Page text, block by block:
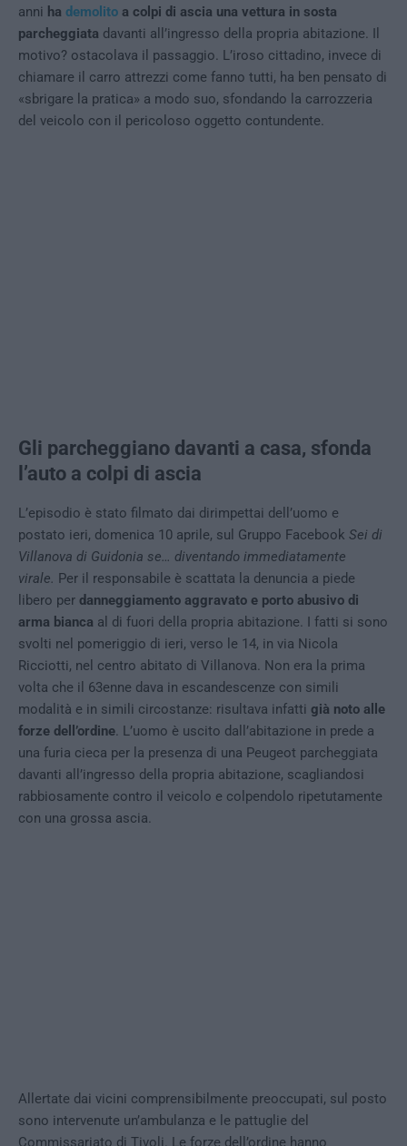
anni ha demolito a colpi di ascia una vettura in sosta
parcheggiata davanti all’ingresso della propria abitazione. Il
motivo? ostacolava il passaggio. L’iroso cittadino, invece di
chiamare il carro attrezzi come fanno tutti, ha ben pensato di
«sbrigare la pratica» a modo suo, sfondando la carrozzeria
del veicolo con il pericoloso oggetto contundente.
Gli parcheggiano davanti a casa, sfonda
l’auto a colpi di ascia
L’episodio è stato filmato dai dirimpettai dell’uomo e
postato ieri, domenica 10 aprile, sul Gruppo Facebook Sei di
Villanova di Guidonia se… diventando immediatamente
virale. Per il responsabile è scattata la denuncia a piede
libero per danneggiamento aggravato e porto abusivo di
arma bianca al di fuori della propria abitazione. I fatti si sono
svolti nel pomeriggio di ieri, verso le 14, in via Nicola
Ricciotti, nel centro abitato di Villanova. Non era la prima
volta che il 63enne dava in escandescenze con simili
modalità e in simili circostanze: risultava infatti già noto alle
forze dell’ordine . L’uomo è uscito dall’abitazione in prede a
una furia cieca per la presenza di una Peugeot parcheggiata
davanti all’ingresso della propria abitazione, scagliandosi
rabbiosamente contro il veicolo e colpendolo ripetutamente
con una grossa ascia.
Allertate dai vicini comprensibilmente preoccupati, sul posto
sono intervenute un’ambulanza e le pattuglie del
Commissariato di Tivoli. Le forze dell’ordine hanno